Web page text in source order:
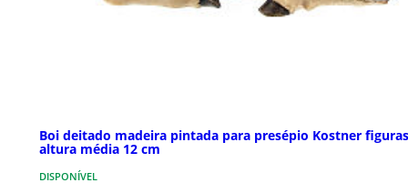
Boi deitado madeira pintada para presépio Kostner figuras
altura média 12 cm
DISPONÍVEL